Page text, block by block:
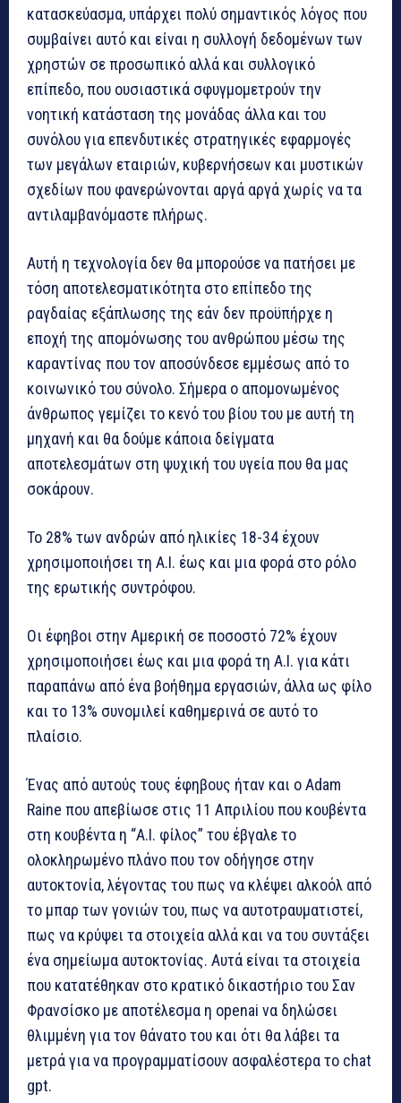
κατασκεύασμα, υπάρχει πολύ σημαντικός λόγος που
συμβαίνει αυτό και είναι η συλλογή δεδομένων των
χρηστών σε προσωπικό αλλά και συλλογικό
επίπεδο, που ουσιαστικά σφυγμομετρούν την
νοητική κατάσταση της μονάδας άλλα και του
συνόλου για επενδυτικές στρατηγικές εφαρμογές
των μεγάλων εταιριών, κυβερνήσεων και μυστικών
σχεδίων που φανερώνονται αργά αργά χωρίς να τα
αντιλαμβανόμαστε πλήρως.
Αυτή η τεχνολογία δεν θα μπορούσε να πατήσει με
τόση αποτελεσματικότητα στο επίπεδο της
ραγδαίας εξάπλωσης της εάν δεν προϋπήρχε η
εποχή της απομόνωσης του ανθρώπου μέσω της
καραντίνας που τον αποσύνδεσε εμμέσως από το
κοινωνικό του σύνολο. Σήμερα ο απομονωμένος
άνθρωπος γεμίζει το κενό του βίου του με αυτή τη
μηχανή και θα δούμε κάποια δείγματα
αποτελεσμάτων στη ψυχική του υγεία που θα μας
σοκάρουν.
To 28% των ανδρών από ηλικίες 18-34 έχουν
χρησιμοποιήσει τη Α.Ι. έως και μια φορά στο ρόλο
της ερωτικής συντρόφου.
Οι έφηβοι στην Αμερική σε ποσοστό 72% έχουν
χρησιμοποιήσει έως και μια φορά τη Α.Ι. για κάτι
παραπάνω από ένα βοήθημα εργασιών, άλλα ως φίλο
και το 13% συνομιλεί καθημερινά σε αυτό το
πλαίσιο.
Ένας από αυτούς τους έφηβους ήταν και ο Adam
Raine που απεβίωσε στις 11 Απριλίου που κουβέντα
στη κουβέντα η “Α.Ι. φίλος” του έβγαλε το
ολοκληρωμένο πλάνο που τον οδήγησε στην
αυτοκτονία, λέγοντας του πως να κλέψει αλκοόλ από
το μπαρ των γονιών του, πως να αυτοτραυματιστεί,
πως να κρύψει τα στοιχεία αλλά και να του συντάξει
ένα σημείωμα αυτοκτονίας. Αυτά είναι τα στοιχεία
που κατατέθηκαν στο κρατικό δικαστήριο του Σαν
Φρανσίσκο με αποτέλεσμα η openai να δηλώσει
θλιμμένη για τον θάνατο του και ότι θα λάβει τα
μετρά για να προγραμματίσουν ασφαλέστερα το chat
gpt.